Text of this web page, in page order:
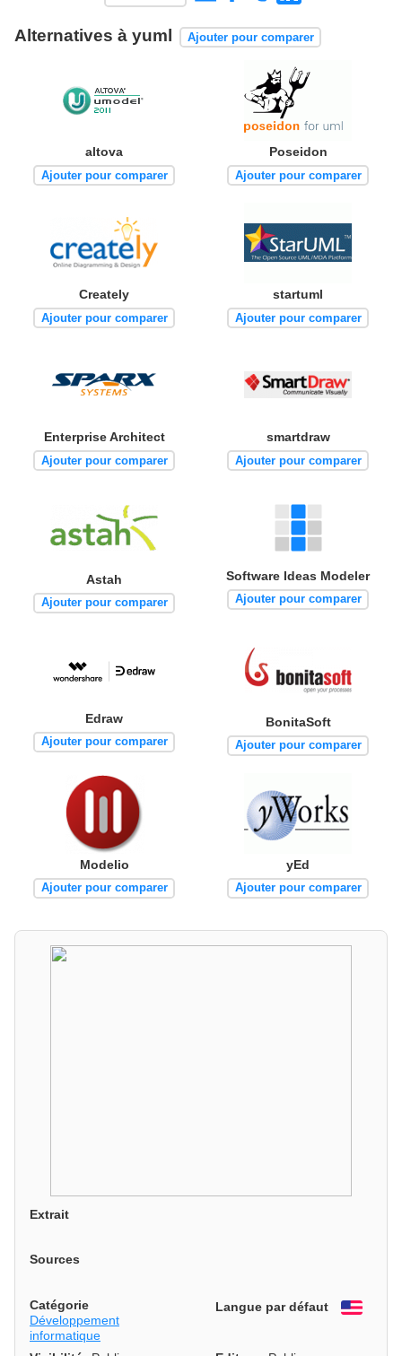
Alternatives à yuml Ajouter pour comparer
altova
Ajouter pour comparer
Poseidon
Ajouter pour comparer
Creately
Ajouter pour comparer
startuml
Ajouter pour comparer
Enterprise Architect
Ajouter pour comparer
smartdraw
Ajouter pour comparer
Astah
Ajouter pour comparer
Software Ideas Modeler
Ajouter pour comparer
Edraw
Ajouter pour comparer
BonitaSoft
Ajouter pour comparer
Modelio
Ajouter pour comparer
yEd
Ajouter pour comparer
Extrait
Sources
Catégorie
Développement
informatique
Langue par défaut